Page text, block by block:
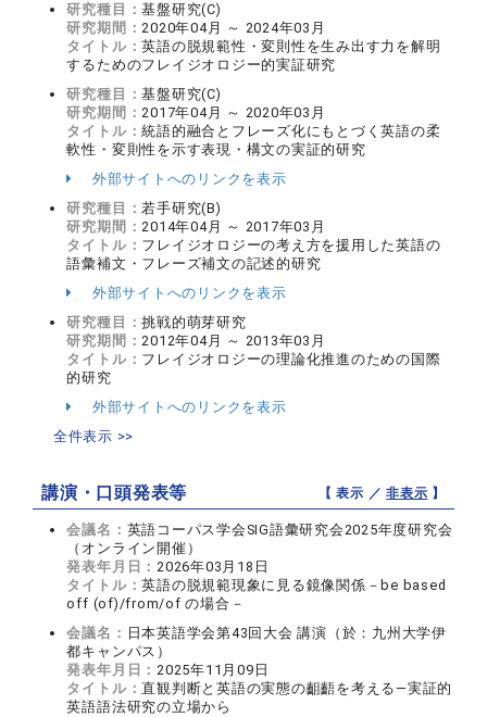
研究種目：基盤研究(C)
研究期間：2020年04月 ～ 2024年03月
タイトル：英語の脱規範性・変則性を生み出す力を解明
するためのフレイジオロジー的実証研究
研究種目：基盤研究(C)
研究期間：2017年04月 ～ 2020年03月
タイトル：統語的融合とフレーズ化にもとづく英語の柔
軟性・変則性を示す表現・構文の実証的研究
外部サイトへのリンクを表示
研究種目：若手研究(B)
研究期間：2014年04月 ～ 2017年03月
タイトル： フレイジオロジーの考え方を援用した英語の
語彙補文・フレーズ補文の記述的研究
外部サイトへのリンクを表示
研究種目：挑戦的萌芽研究
研究期間：2012年04月 ～ 2013年03月
タイトル： フレイジオロジーの理論化推進のための国際
的研究
外部サイトへのリンクを表示
全件表示 >>
講演・口頭発表等 【 表示 ／非表示 】
会議名： 英語コーパス学会SIG語彙研究会2025年度研究会
（オンライン開催）
発表年月日：2026年03月18日
タイトル：英語の脱規範現象に見る鏡像関係－be based
off (of)/from/of の場合－
会議名： 日本英語学会第43回大会 講演（於：九州大学伊
都キャンパス）
発表年月日：2025年11月09日
タイトル：直観判断と英語の実態の齟齬を考える―実証的
英語語法研究の立場から